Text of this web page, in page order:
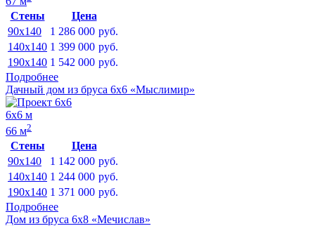
Стены
Цена
90x140
1 286 000 руб.
140x140 1 399 000 руб.
190x140 1 542 000 руб.
Подробнее
Дачный дом из бруса 6х6 «Мыслимир»
6х6 м
66 м2
Стены
Цена
90x140
1 142 000 руб.
140x140 1 244 000 руб.
190x140 1 371 000 руб.
Подробнее
Дом из бруса 6х8 «Мечислав»